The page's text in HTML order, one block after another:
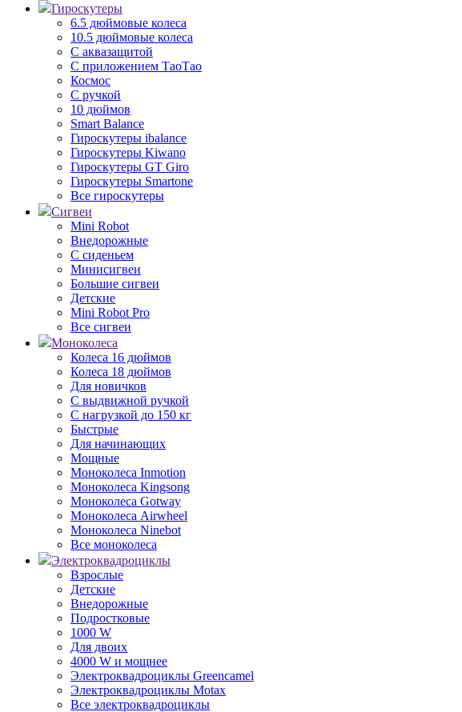
Гироскутеры
6.5 дюймовые колеса
10.5 дюймовые колеса
С аквазащитой
С приложением ТаоТао
Космос
С ручкой
10 дюймов
Smart Balance
Гироскутеры ibalance
Гироскутеры Kiwano
Гироскутеры GT Giro
Гироскутеры Smartone
Все гироскутеры
Сигвеи
Mini Robot
Внедорожные
С сиденьем
Минисигвеи
Большие сигвеи
Детские
Mini Robot Pro
Все сигвеи
Моноколеса
Колеса 16 дюймов
Колеса 18 дюймов
Для новичков
С выдвижной ручкой
С нагрузкой до 150 кг
Быстрые
Для начинающих
Мощные
Моноколеса Inmotion
Моноколеса Kingsong
Моноколеса Gotway
Моноколеса Airwheel
Моноколеса Ninebot
Все моноколеса
Электроквадроциклы
Взрослые
Детские
Внедорожные
Подростковые
1000 W
Для двоих
4000 W и мощнее
Электроквадроциклы Greencamel
Электроквадроциклы Motax
Все электроквадроциклы